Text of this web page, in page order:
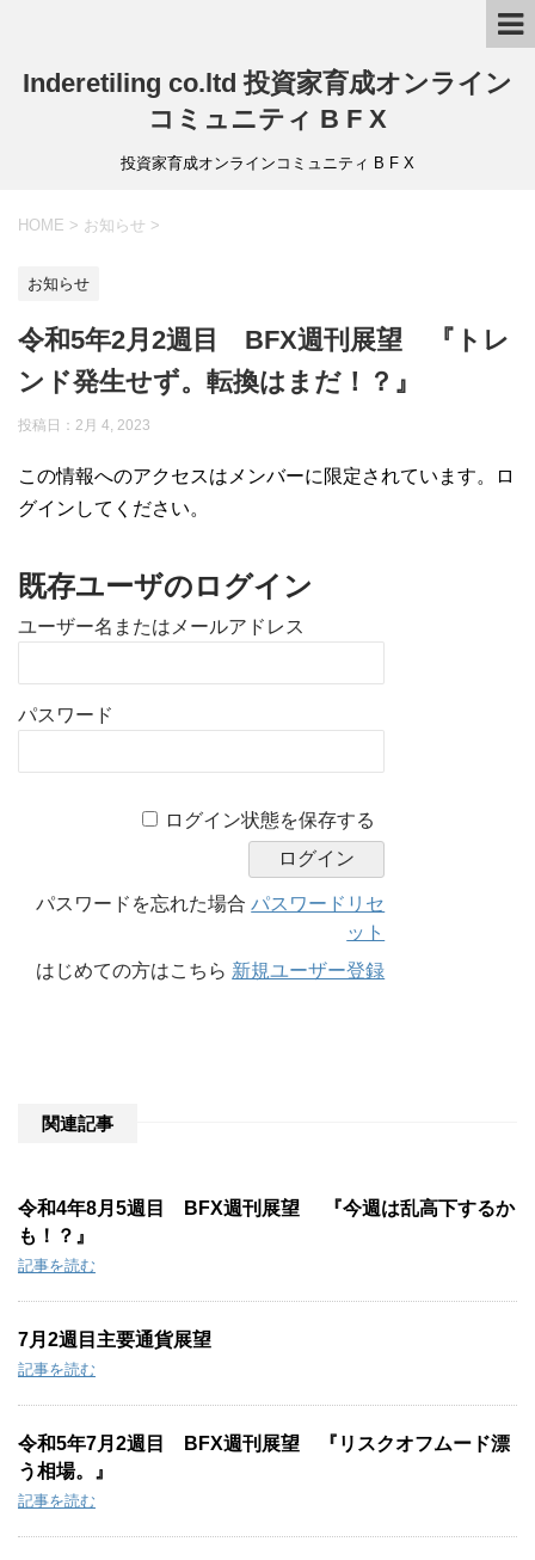
Inderetiling co.ltd 投資家育成オンライン
コミュニティ B F X
投資家育成オンラインコミュニティ B F X
HOME > お知らせ >
お知らせ
令和5年2月2週目 BFX週刊展望 『トレ
ンド発生せず。転換はまだ！？』
投稿日：2月 4, 2023
この情報へのアクセスはメンバーに限定されています。ロ
グインしてください。
既存ユーザのログイン
ユーザー名またはメールアドレス
パスワード
ログイン状態を保存する
パスワードを忘れた場合パスワードリセ
ット
はじめての方はこちら 新規ユーザー登録
関連記事
令和4年8月5週目 BFX週刊展望 『今週は乱高下するか
も！？』
記事を読む
7月2週目主要通貨展望
記事を読む
令和5年7月2週目 BFX週刊展望 『リスクオフムード漂
う相場。』
記事を読む